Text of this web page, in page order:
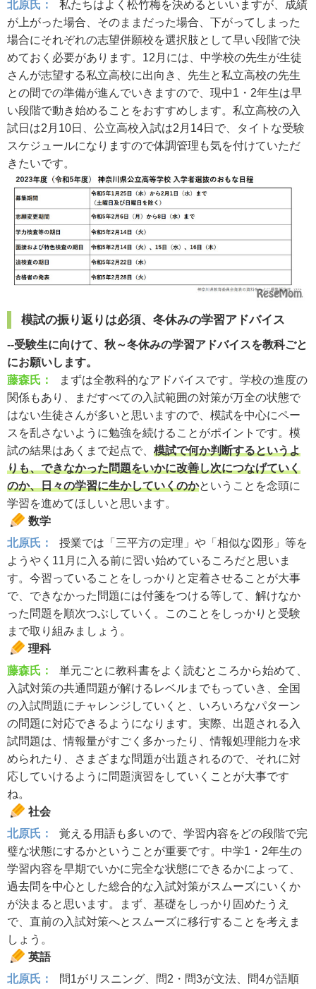
北原氏：
私たちはよく松竹梅を決めるといいますが、成績
が上がった場合、そのままだった場合、下がってしまった
場合にそれぞれの志望併願校を選択肢として早い段階で決
めておく必要があります。12月には、中学校の先生が生徒
さんが志望する私立高校に出向き、先生と私立高校の先生
との間での準備が進んでいきますので、現中1・2年生は早
い段階で動き始めることをおすすめします。私立高校の入
試日は2月10日、公立高校入試は2月14日で、タイトな受験
スケジュールになりますので体調管理も気を付けていただ
きたいです。
模試の振り返りは必須、冬休みの学習アドバイス
--受験生に向けて、秋～冬休みの学習アドバイスを教科ごと
にお願いします。
藤森氏：
まずは全教科的なアドバイスです。学校の進度の
関係もあり、まだすべての入試範囲の対策が万全の状態で
はない生徒さんが多いと思いますので、模試を中心にペー
スを乱さないように勉強を続けることがポイントです。模
試の結果はあくまで起点で、 模試で何か判断するというよ
りも、できなかった問題をいかに改善し次につなげていく
のか、日々の学習に生かしていくのかということを念頭に
学習を進めてほしいと思います。
数学
北原氏：
授業では「三平方の定理」や「相似な図形」等を
ようやく11月に入る前に習い始めているころだと思いま
す。今習っていることをしっかりと定着させることが大事
で、できなかった問題には付箋をつける等して、解けなか
った問題を順次つぶしていく。このことをしっかりと受験
まで取り組みましょう。
理科
藤森氏：
単元ごとに教科書をよく読むところから始めて、
入試対策の共通問題が解けるレベルまでもっていき、全国
の入試問題にチャレンジしていくと、いろいろなパターン
の問題に対応できるようになります。実際、出題される入
試問題は、情報量がすごく多かったり、情報処理能力を求
められたり、さまざまな問題が出題されるので、それに対
応していけるように問題演習をしていくことが大事です
ね。
社会
北原氏：
覚える用語も多いので、学習内容をどの段階で完
璧な状態にするかということが重要です。中学1・2年生の
学習内容を早期でいかに完全な状態にできるかによって、
過去問を中心とした総合的な入試対策がスムーズにいくか
が決まると思います。まず、基礎をしっかり固めたうえ
で、直前の入試対策へとスムーズに移行することを考えま
しょう。
英語
北原氏：
問1がリスニング、問2・問3が文法、問4が語順